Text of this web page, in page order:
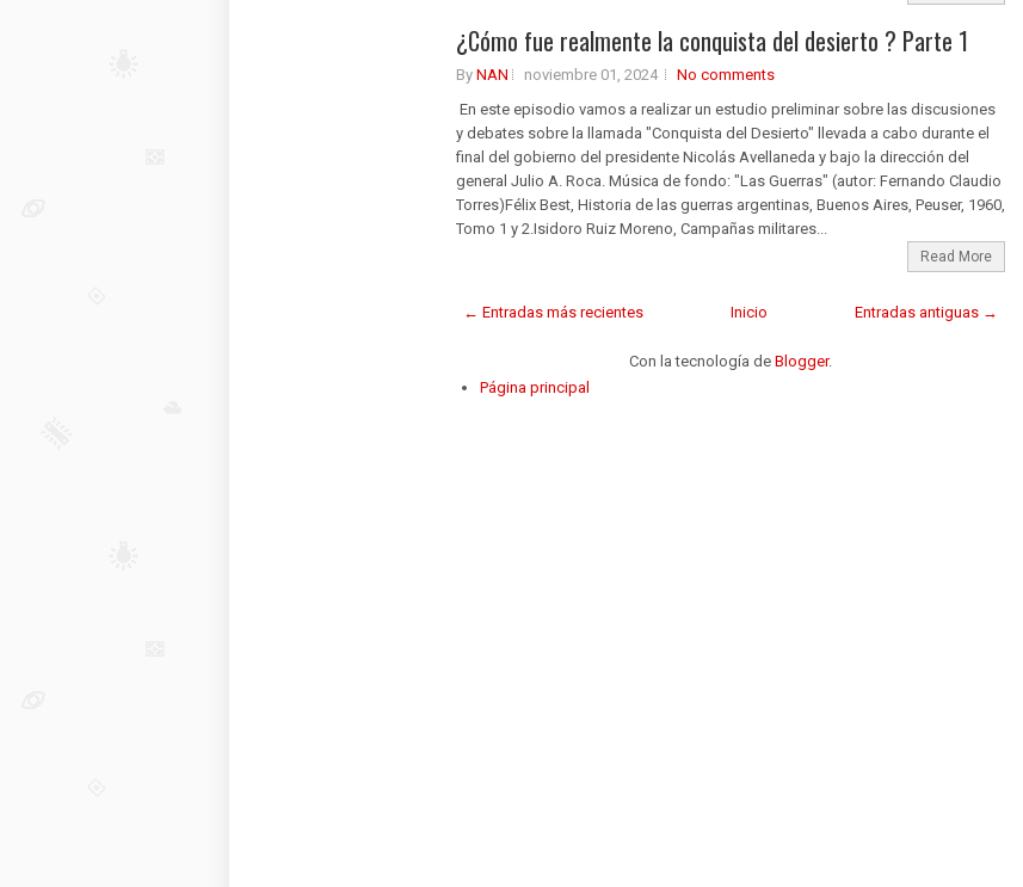
¿Cómo fue realmente la conquista del desierto ? Parte 1
By NAN noviembre 01, 2024
No comments
En este episodio vamos a realizar un estudio preliminar sobre las discusiones
y debates sobre la llamada "Conquista del Desierto" llevada a cabo durante el
final del gobierno del presidente Nicolás Avellaneda y bajo la dirección del
general Julio A. Roca. Música de fondo: "Las Guerras" (autor: Fernando Claudio
Torres)Félix Best, Historia de las guerras argentinas, Buenos Aires, Peuser, 1960,
Tomo 1 y 2.Isidoro Ruiz Moreno, Campañas militares...
Read More
← Entradas más recientes Entradas antiguas →
Inicio
Con la tecnología de Blogger.
Página principal